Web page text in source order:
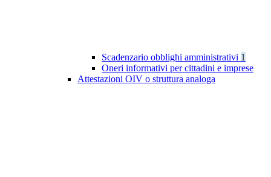
Scadenzario obblighi amministrativi 1
Oneri informativi per cittadini e imprese
Attestazioni OIV o struttura analoga